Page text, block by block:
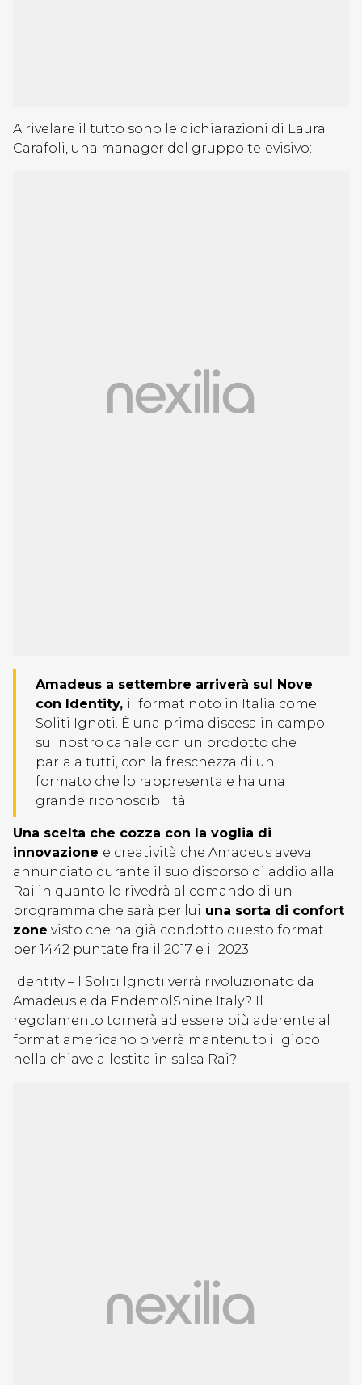
A rivelare il tutto sono le dichiarazioni di Laura
Carafoli, una manager del gruppo televisivo:
Amadeus a settembre arriverà sul Nove
con Identity, il format noto in Italia come I
Soliti Ignoti. È una prima discesa in campo
sul nostro canale con un prodotto che
parla a tutti, con la freschezza di un
formato che lo rappresenta e ha una
grande riconoscibilità.
Una scelta che cozza con la voglia di
innovazione e creatività che Amadeus aveva
annunciato durante il suo discorso di addio alla
Rai in quanto lo rivedrà al comando di un
programma che sarà per lui una sorta di confort
zone visto che ha già condotto questo format
per 1442 puntate fra il 2017 e il 2023.
Identity – I Soliti Ignoti verrà rivoluzionato da
Amadeus e da EndemolShine Italy? Il
regolamento tornerà ad essere più aderente al
format americano o verrà mantenuto il gioco
nella chiave allestita in salsa Rai?